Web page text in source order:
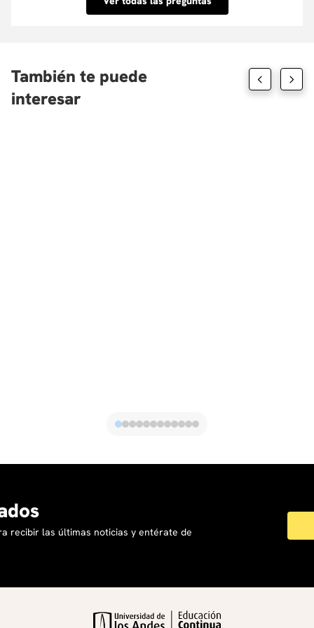
Angela María Ospina Obando
Médico Universidad de Los Andes. Esp. Terapias
tenemos convenio aquí.
También te puede
interesar
recibir las últimas noticias y entérate de